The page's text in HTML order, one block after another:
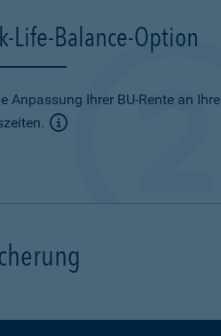
Life-Balance-Option
Anpassung Ihrer BU-Rente an Ihre